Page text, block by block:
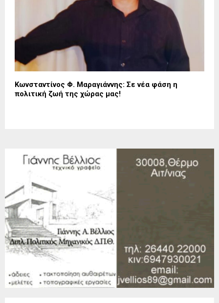
Κωνσταντίνος Φ. Μαραγιάννης: Σε νέα φάση η
πολιτική ζωή της χώρας μας!